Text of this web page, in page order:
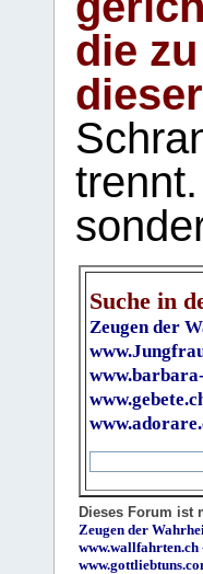
die
Suche in
Zeugen der
Dieses Forum ist
Zeugen der
www.wallfahrten.ch